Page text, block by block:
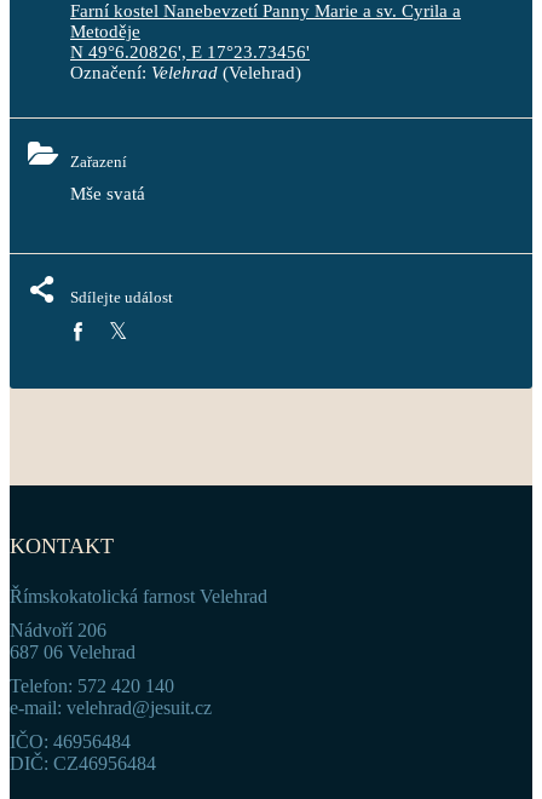
Farní kostel Nanebevzetí Panny Marie a sv. Cyrila a
Metoděje
N 49°6.20826', E 17°23.73456'
Označení: Velehrad (Velehrad)
Zařazení
Mše svatá
Sdílejte událost
KONTAKT
Římskokatolická farnost Velehrad
Nádvoří 206
687 06 Velehrad
Telefon: 572 420 140
e-mail: velehrad@jesuit.cz
IČO: 46956484
DIČ: CZ46956484